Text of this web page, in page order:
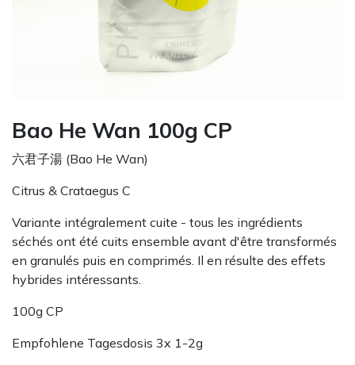
Bao He Wan 100g CP
六君子湯 (Bao He Wan)
Citrus & Crataegus C
Variante intégralement cuite - tous les ingrédients
séchés ont été cuits ensemble avant d'être transformés
en granulés puis en comprimés. Il en résulte des effets
hybrides intéressants.
100g CP
Empfohlene Tagesdosis 3x 1-2g